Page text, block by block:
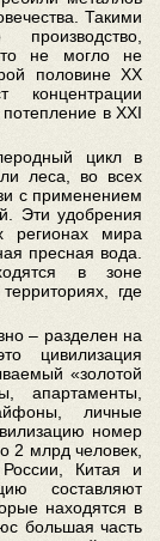
Такими
не могло не
половине XX
концентрации
в XXI
цикл в
леса, во всех
с применением
Эти удобрения
регионах мира
пресная вода.
в зоне
где
– разделен на
цивилизация
«золотой
личные
номер
2 млрд человек,
Китая и
составляют
находятся в
большая часть